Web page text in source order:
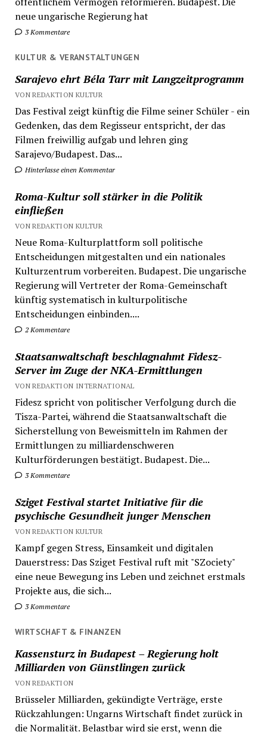
neue ungarische Regierung hat
3 Kommentare
KULTUR & VERANSTALTUNGEN
Sarajevo ehrt Béla Tarr mit Langzeitprogramm
VON REDAKTION KULTUR
Das Festival zeigt künftig die Filme seiner Schüler - ein
Gedenken, das dem Regisseur entspricht, der das
Filmen freiwillig aufgab und lehren ging
Sarajevo/Budapest. Das...
Hinterlasse einen Kommentar
Roma-Kultur soll stärker in die Politik
einfließen
VON REDAKTION KULTUR
Neue Roma-Kulturplattform soll politische
Entscheidungen mitgestalten und ein nationales
Kulturzentrum vorbereiten. Budapest. Die ungarische
Regierung will Vertreter der Roma-Gemeinschaft
künftig systematisch in kulturpolitische
Entscheidungen einbinden....
2 Kommentare
Staatsanwaltschaft beschlagnahmt Fidesz-
Server im Zuge der NKA-Ermittlungen
VON REDAKTION INTERNATIONAL
Fidesz spricht von politischer Verfolgung durch die
Tisza-Partei, während die Staatsanwaltschaft die
Sicherstellung von Beweismitteln im Rahmen der
Ermittlungen zu milliardenschweren
Kulturförderungen bestätigt. Budapest. Die...
3 Kommentare
Sziget Festival startet Initiative für die
psychische Gesundheit junger Menschen
VON REDAKTION KULTUR
Kampf gegen Stress, Einsamkeit und digitalen
Dauerstress: Das Sziget Festival ruft mit "SZociety"
eine neue Bewegung ins Leben und zeichnet erstmals
Projekte aus, die sich...
3 Kommentare
WIRTSCHAFT & FINANZEN
Kassensturz in Budapest – Regierung holt
Milliarden von Günstlingen zurück
VON REDAKTION
Brüsseler Milliarden, gekündigte Verträge, erste
Rückzahlungen: Ungarns Wirtschaft findet zurück in
die Normalität. Belastbar wird sie erst, wenn die